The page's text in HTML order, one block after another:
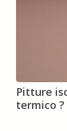
Pitture
isolanti
come
Pitture
termico ?